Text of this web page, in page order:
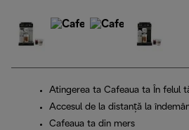
Atingerea ta Cafeaua ta În felul
Accesul de la distanță la
Cafeaua ta din mers